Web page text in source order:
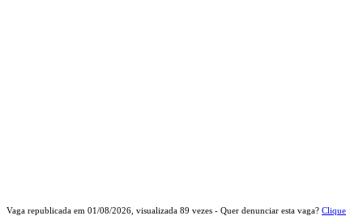
Vaga republicada em 01/08/2026 , visualizada 89 vezes - Quer denunciar esta vaga? Clique